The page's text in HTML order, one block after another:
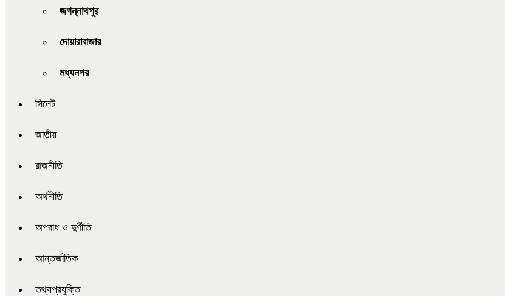
জগন্নাথপুর
দোয়ারাবাজার
মধ্যনগর
সিলেট
জাতীয়
রাজনীতি
অর্থনীতি
অপরাধ ও দুর্ণীতি
আন্তর্জাতিক
তথ্যপ্রযুক্তি